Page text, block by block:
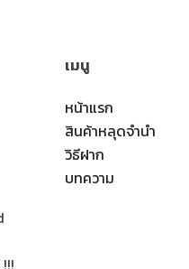
เมนู
หน้าแรก
สินค้าหลุดจำนำ
วิธีฝาก
บทความ